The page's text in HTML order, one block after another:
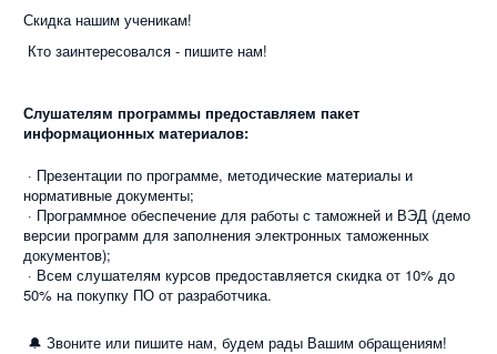
Скидка нашим ученикам!
Кто заинтересовался - пишите нам!
Слушателям программы предоставляем пакет
информационных материалов:
· Презентации по программе, методические материалы и
нормативные документы;
· Программное обеспечение для работы с таможней и ВЭД (демо
версии программ для заполнения электронных таможенных
документов);
· Всем слушателям курсов предоставляется скидка от 10% до
50% на покупку ПО от разработчика.
🔔 Звоните или пишите нам, будем рады Вашим обращениям!